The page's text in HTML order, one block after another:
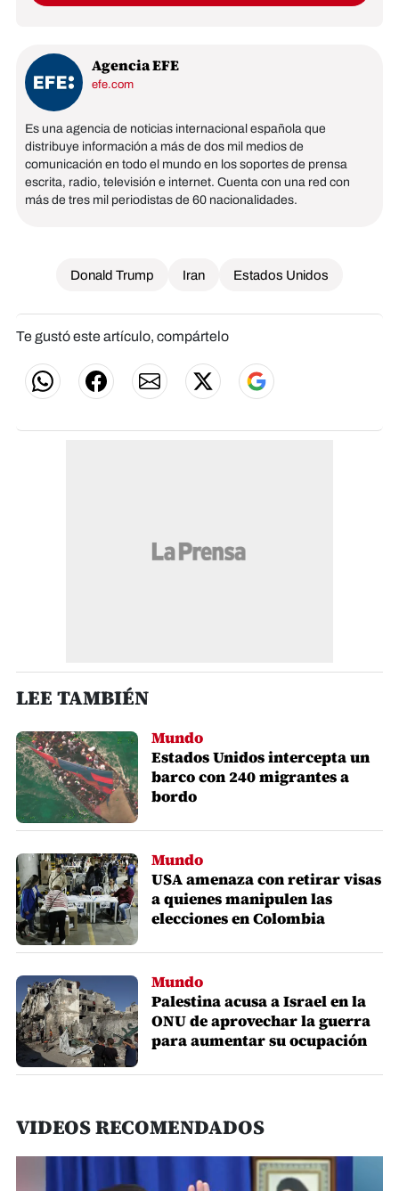
Agencia EFE
efe.com
Es una agencia de noticias internacional española que
distribuye información a más de dos mil medios de
comunicación en todo el mundo en los soportes de prensa
escrita, radio, televisión e internet. Cuenta con una red con
más de tres mil periodistas de 60 nacionalidades.
Donald Trump Iran Estados Unidos
Te gustó este artículo, compártelo
LEE TAMBIÉN
Mundo
Estados Unidos intercepta un
barco con 240 migrantes a
bordo
Mundo
USA amenaza con retirar visas
a quienes manipulen las
elecciones en Colombia
Mundo
Palestina acusa a Israel en la
ONU de aprovechar la guerra
para aumentar su ocupación
VIDEOS RECOMENDADOS